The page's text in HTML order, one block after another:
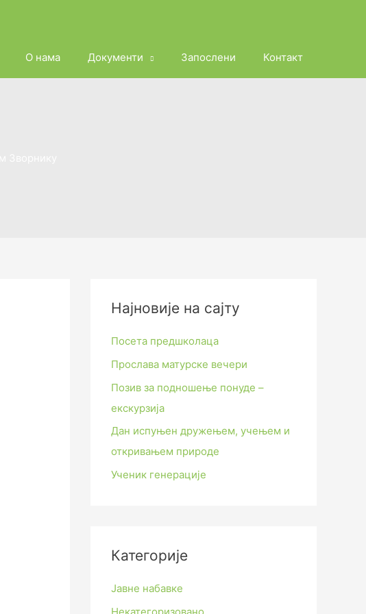
О нама Документи Запослени Контакт
Најновије на сајту
Посета предшколаца
Прослава матурске вечери
Позив за подношење понуде –
екскурзија
Дан испуњен дружењем, учењем и
откривањем природе
Ученик генерације
Категорије
Јавне набавке